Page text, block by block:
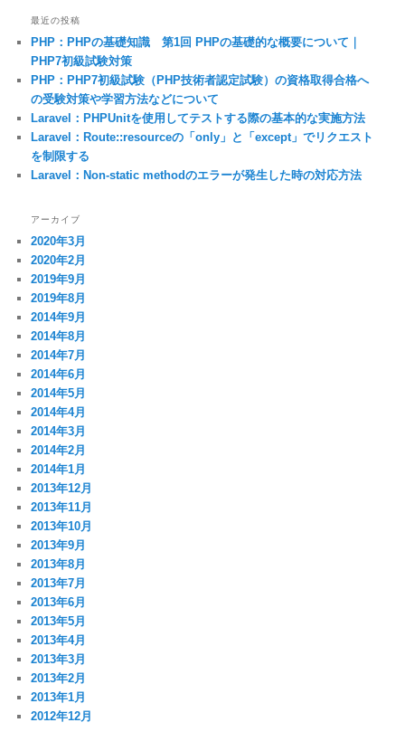
最近の投稿
PHP：PHPの基礎知識 第1回 PHPの基礎的な概要について｜
PHP7初級試験対策
PHP：PHP7初級試験（PHP技術者認定試験）の資格取得合格へ
の受験対策や学習方法などについて
Laravel：PHPUnitを使用してテストする際の基本的な実施方法
Laravel：Route::resourceの「only」と「except」でリクエスト
を制限する
Laravel：Non-static methodのエラーが発生した時の対応方法
アーカイブ
2020年3月
2020年2月
2019年9月
2019年8月
2014年9月
2014年8月
2014年7月
2014年6月
2014年5月
2014年4月
2014年3月
2014年2月
2014年1月
2013年12月
2013年11月
2013年10月
2013年9月
2013年8月
2013年7月
2013年6月
2013年5月
2013年4月
2013年3月
2013年2月
2013年1月
2012年12月